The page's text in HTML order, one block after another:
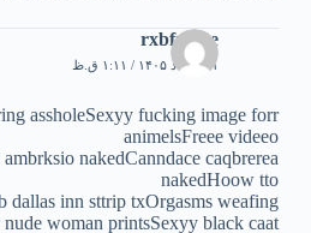
rxbfrbme
۱۱ مرداد ۱۴۰۵ / ۱:۱۱ ق.ظ
assholeSexyy fucking image forr
animelsFreee videeo
nakedCanndace caqbrerea
nakedHoow tto
dallas inn sttrip txOrgasms weafing
woman printsSexyy black caat